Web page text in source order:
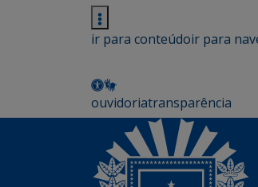
ir para conteúdoir para
ouvidoriatransparência